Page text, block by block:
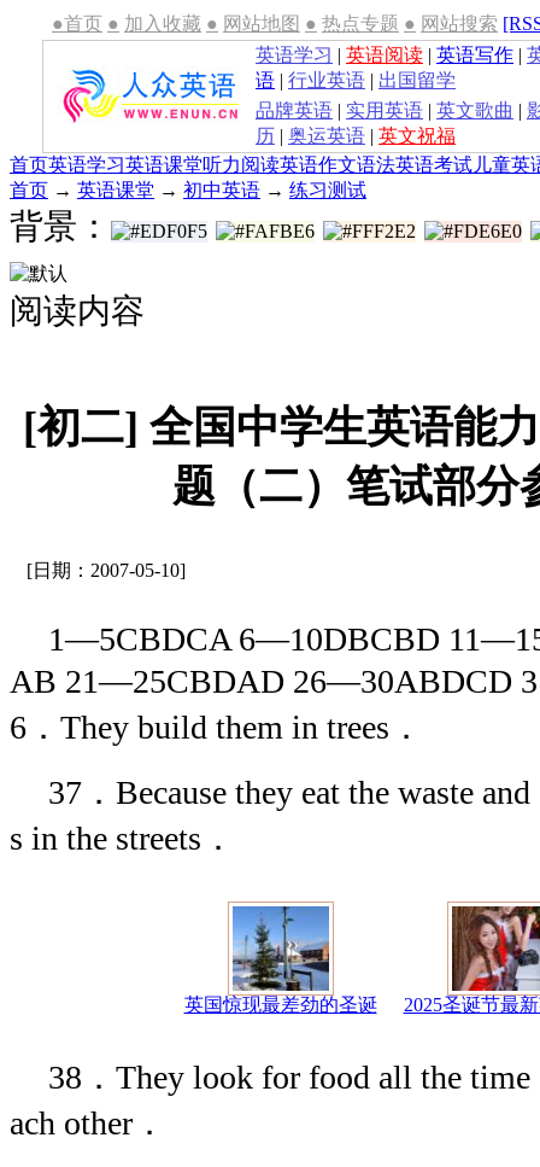
●首页 ● 加入收藏 ● 网站地图 ● 热点专题 ● 网站搜索
英语学习 | 英语阅读 | 英语写作 |
语 | 行业英语 | 出国留学
品牌英语 | 实用英语 | 英文歌曲 |
历 | 奥运英语 | 英文祝福
首页英语学习英语课堂听力阅读英语作文语法英语考试 儿童英
首页 → 英语课堂 → 初中英语 → 练习测试
背景：
阅读内容
[初二] 全国中学生英语能
题（二）笔试部分
[日期：2007-05-10]
1—5CBDCA 6—10DBCBD
AB 21—25CBDAD 26—30ABDCD
6．They build them in trees．
37．Because they eat the waste
s in the streets．
英国惊现最差劲的圣诞 2025圣诞节最
38．They look for food all the
ach other．